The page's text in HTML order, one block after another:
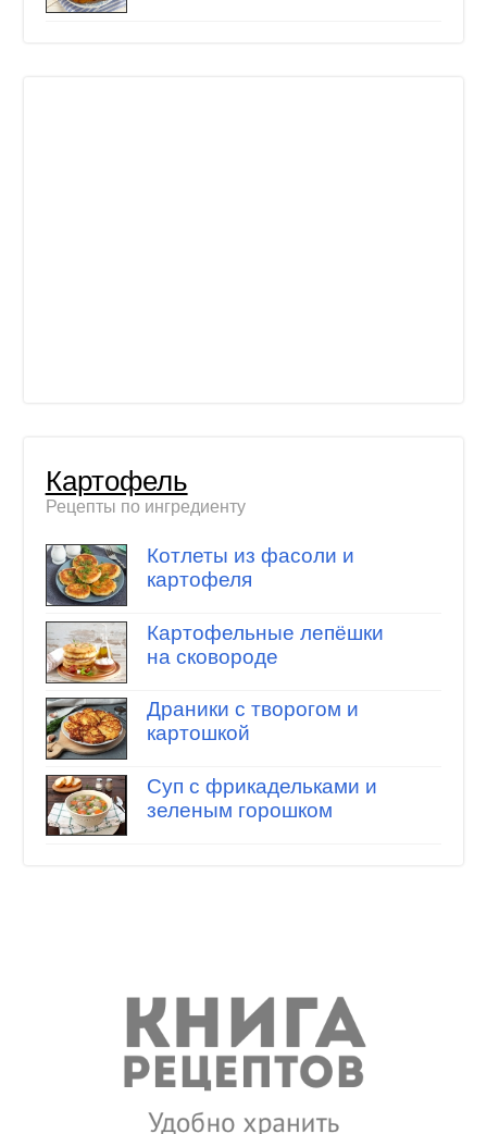
Картофель
Рецепты по ингредиенту
Котлеты из фасоли и
картофеля
Картофельные лепёшки
на сковороде
Драники с творогом и
картошкой
Суп с фрикадельками и
зеленым горошком